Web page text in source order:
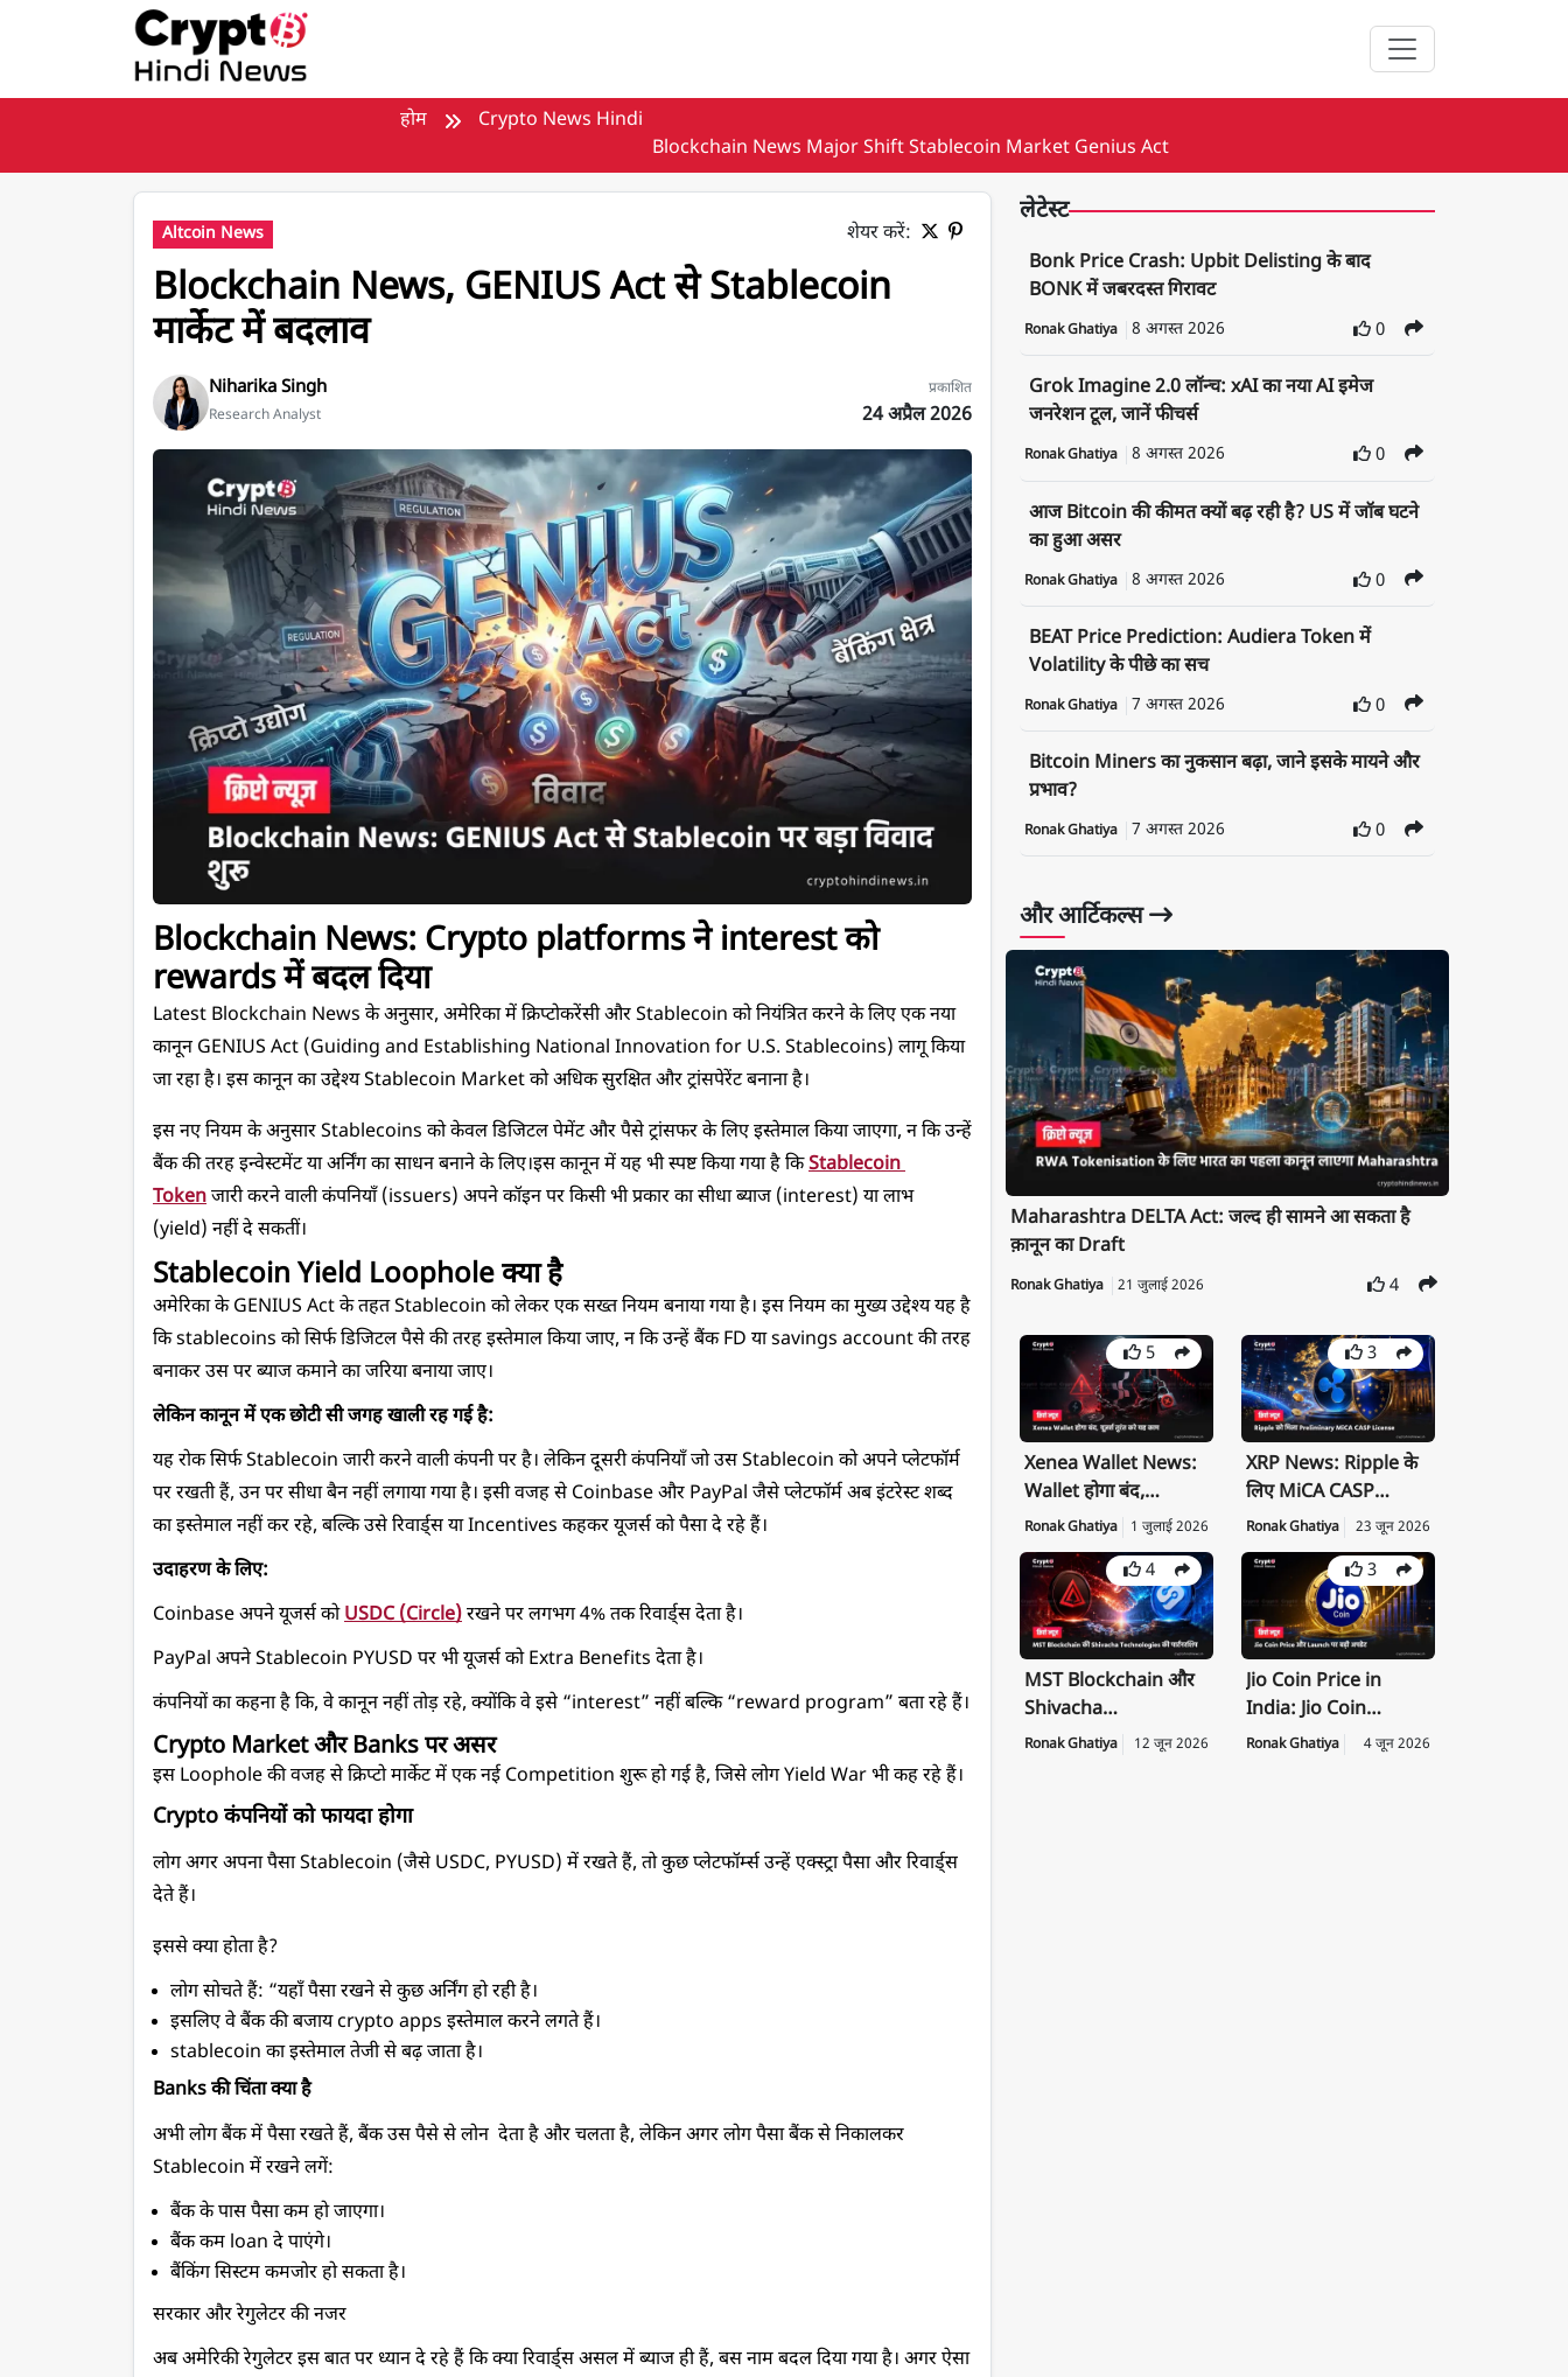
होम
Crypto News Hindi
Blockchain News Major Shift Stablecoin Market Genius Act
Altcoin News शेयर करें:
Blockchain News, GENIUS Act से Stablecoin
मार्केट में बदलाव
Niharika Singh
Research Analyst
प्रकाशित
24 अप्रैल 2026
Blockchain News
Blockchain News: Crypto platforms ने interest को
rewards में बदल दिया
Latest Blockchain News के अनुसार, अमेरिका में क्रिप्टोकरेंसी और Stablecoin को नियंत्रित करने के लिए एक नया
कानून GENIUS Act (Guiding and Establishing National Innovation for U.S. Stablecoins) लागू किया
जा रहा है। इस कानून का उद्देश्य Stablecoin Market को अधिक सुरक्षित और ट्रांसपेरेंट बनाना है।
इस नए नियम के अनुसार Stablecoins को केवल डिजिटल पेमेंट और पैसे ट्रांसफर के लिए इस्तेमाल किया जाएगा, न कि उन्हें
बैंक की तरह इन्वेस्टमेंट या अर्निंग का साधन बनाने के लिए।इस कानून में यह भी स्पष्ट किया गया है कि Stablecoin
Token जारी करने वाली कंपनियाँ (issuers) अपने कॉइन पर किसी भी प्रकार का सीधा ब्याज (interest) या लाभ
(yield) नहीं दे सकतीं।
Stablecoin Yield Loophole क्या है
अमेरिका के GENIUS Act के तहत Stablecoin को लेकर एक सख्त नियम बनाया गया है। इस नियम का मुख्य उद्देश्य यह है
कि stablecoins को सिर्फ डिजिटल पैसे की तरह इस्तेमाल किया जाए, न कि उन्हें बैंक FD या savings account की तरह
बनाकर उस पर ब्याज कमाने का जरिया बनाया जाए।
लेकिन कानून में एक छोटी सी जगह खाली रह गई है:
यह रोक सिर्फ Stablecoin जारी करने वाली कंपनी पर है। लेकिन दूसरी कंपनियाँ जो उस Stablecoin को अपने प्लेटफॉर्म
पर रखती हैं, उन पर सीधा बैन नहीं लगाया गया है। इसी वजह से Coinbase और PayPal जैसे प्लेटफॉर्म अब इंटरेस्ट शब्द
का इस्तेमाल नहीं कर रहे, बल्कि उसे रिवार्ड्स या Incentives कहकर यूजर्स को पैसा दे रहे हैं।
उदाहरण के लिए:
Coinbase अपने यूजर्स को USDC (Circle) रखने पर लगभग 4% तक रिवार्ड्स देता है।
PayPal अपने Stablecoin PYUSD पर भी यूजर्स को Extra Benefits देता है।
कंपनियों का कहना है कि, वे कानून नहीं तोड़ रहे, क्योंकि वे इसे “interest” नहीं बल्कि “reward program” बता रहे हैं।
Crypto Market और Banks पर असर
इस Loophole की वजह से क्रिप्टो मार्केट में एक नई Competition शुरू हो गई है, जिसे लोग Yield War भी कह रहे हैं।
Crypto कंपनियों को फायदा होगा
लोग अगर अपना पैसा Stablecoin (जैसे USDC, PYUSD) में रखते हैं, तो कुछ प्लेटफॉर्म्स उन्हें एक्स्ट्रा पैसा और रिवार्ड्स
देते हैं।
इससे क्या होता है?
लोग सोचते हैं: “यहाँ पैसा रखने से कुछ अर्निंग हो रही है।
इसलिए वे बैंक की बजाय crypto apps इस्तेमाल करने लगते हैं।
stablecoin का इस्तेमाल तेजी से बढ़ जाता है।
Banks की चिंता क्या है
अभी लोग बैंक में पैसा रखते हैं, बैंक उस पैसे से लोन  देता है और चलता है, लेकिन अगर लोग पैसा बैंक से निकालकर
Stablecoin में रखने लगें:
बैंक के पास पैसा कम हो जाएगा।
बैंक कम loan दे पाएंगे।
बैंकिंग सिस्टम कमजोर हो सकता है।
सरकार और रेगुलेटर की नजर
अब अमेरिकी रेगुलेटर इस बात पर ध्यान दे रहे हैं कि क्या रिवार्ड्स असल में ब्याज ही हैं, बस नाम बदल दिया गया है। अगर ऐसा
लेटेस्ट
Bonk Price Crash: Upbit Delisting के बाद
BONK में जबरदस्त गिरावट
Ronak Ghatiya 8 अगस्त 2026 0
Grok Imagine 2.0 लॉन्च: xAI का नया AI इमेज
जनरेशन टूल, जानें फीचर्स
Ronak Ghatiya 8 अगस्त 2026 0
आज Bitcoin की कीमत क्यों बढ़ रही है? US में जॉब घटने
का हुआ असर
Ronak Ghatiya 8 अगस्त 2026 0
BEAT Price Prediction: Audiera Token में
Volatility के पीछे का सच
Ronak Ghatiya 7 अगस्त 2026 0
Bitcoin Miners का नुकसान बढ़ा, जाने इसके मायने और
प्रभाव?
Ronak Ghatiya 7 अगस्त 2026 0
और आर्टिकल्स
Maharashtra DELTA Act: जल्द ही सामने आ सकता है
क़ानून का Draft
Ronak Ghatiya 21 जुलाई 2026 4
5
Xenea Wallet News:
Wallet होगा बंद,
Private Key तुरंत करें
Export
Ronak Ghatiya 1 जुलाई 2026
3
XRP News: Ripple के
लिए MiCA CASP
License क्यों है बड़ी
उपलब्धि
Ronak Ghatiya 23 जून 2026
4
MST Blockchain और
Shivacha
Technologies के बीच
Ronak Ghatiya 12 जून 2026
3
Jio Coin Price in
India: Jio Coin
Launch Date, Price
Ronak Ghatiya 4 जून 2026